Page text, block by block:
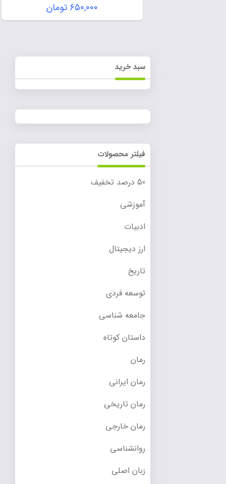
۶۵۰,۰۰۰تومان
سبد خرید
فیلتر محصولات
50 درصد تخفیف
آموزشی
ادبیات
ارز دیجیتال
تاریخ
توسعه فردی
جامعه شناسی
داستان کوتاه
رمان
رمان ایرانی
رمان تاریخی
رمان خارجی
روانشناسی
زبان اصلی